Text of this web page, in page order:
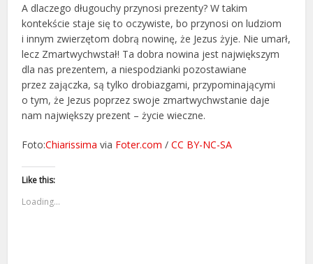
A dlaczego długouchy przynosi prezenty? W takim
kontekście staje się to oczywiste, bo przynosi on ludziom
i innym zwierzętom dobrą nowinę, że Jezus żyje. Nie umarł,
lecz Zmartwychwstał! Ta dobra nowina jest największym
dla nas prezentem, a niespodzianki pozostawiane
przez zajączka, są tylko drobiazgami, przypominającymi
o tym, że Jezus poprzez swoje zmartwychwstanie daje
nam największy prezent – życie wieczne.
Foto:Chiarissima via Foter.com /CC BY-NC-SA
Like this:
Loading...